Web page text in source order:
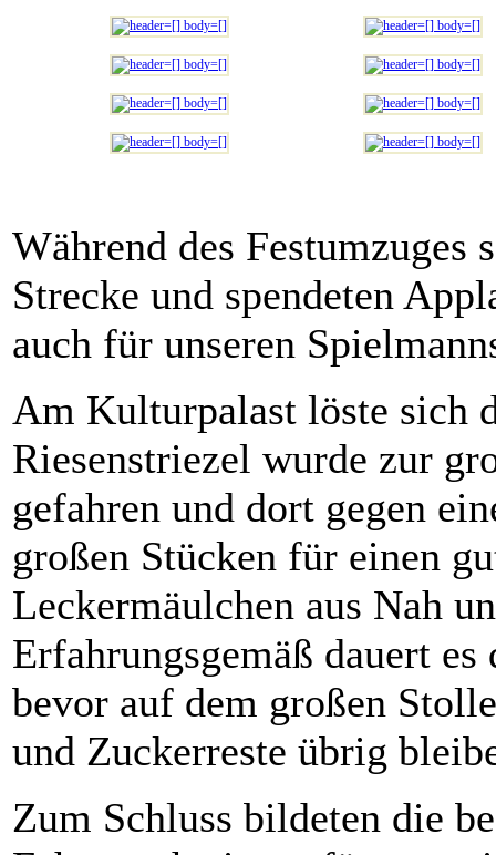
Während des Festumzuges
Strecke und spendeten
auch für unseren
Am Kulturpalast löste sich
Riesenstriezel wurde zur
gefahren und dort gegen
großen Stücken für einen
Leckermäulchen aus Nah
Erfahrungsgemäß dauert
bevor auf dem großen
und Zuckerreste übrig
Zum Schluss bildeten die